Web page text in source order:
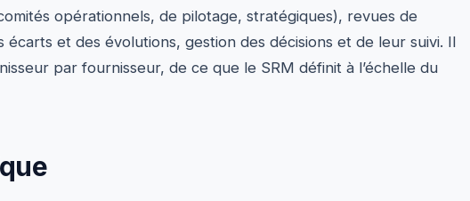
opérationnels, de pilotage, stratégiques), revues de
et des évolutions, gestion des décisions et de leur suivi. Il
par fournisseur, de ce que le SRM définit à l’échelle du